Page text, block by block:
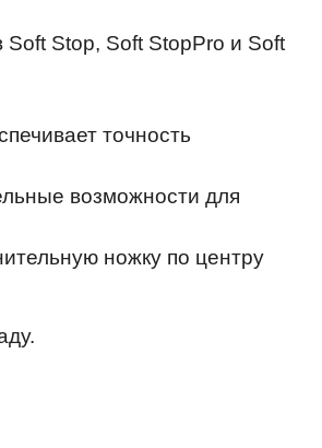
Stop, Soft StopPro и Soft
точность
возможности для
ножку по центру